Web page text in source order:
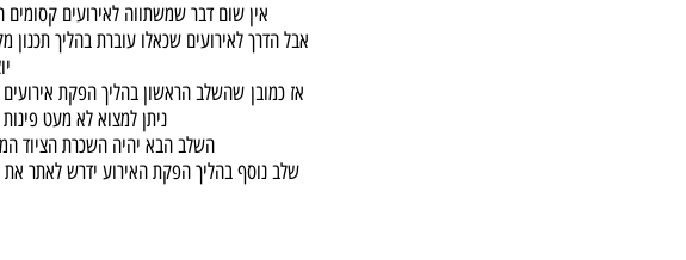
אין שום דבר שמשתווה לאירועים
אבל הדרך לאירועים שכאלו עוברת בהליך
אז כמובן שהשלב הראשון בהליךהפקת
ניתן למצוא לא מעט
השלב הבא יהיה השכרת הציוד
שלב נוסף בהליך הפקת האירוע ידרש לאתר את